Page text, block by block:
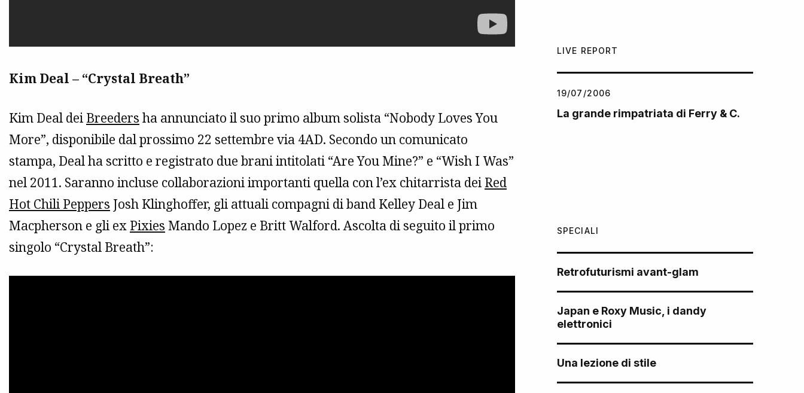
Kim Deal – “Crystal Breath”
Kim Deal dei Breeders ha annunciato il suo primo album solista “Nobody Loves You
More”, disponibile dal prossimo 22 settembre via 4AD. Secondo un comunicato
stampa, Deal ha scritto e registrato due brani intitolati “Are You Mine?” e “Wish I Was”
nel 2011. Saranno incluse collaborazioni importanti quella con l’ex chitarrista dei Red
Hot Chili Peppers Josh Klinghoffer, gli attuali compagni di band Kelley Deal e Jim
Macpherson e gli ex Pixies Mando Lopez e Britt Walford. Ascolta di seguito il primo
singolo “Crystal Breath”:
LIVE REPORT
19/07/2006
La grande rimpatriata di Ferry & C.
SPECIALI
Retrofuturismi avant-glam
Japan e Roxy Music, i dandy
elettronici
Una lezione di stile